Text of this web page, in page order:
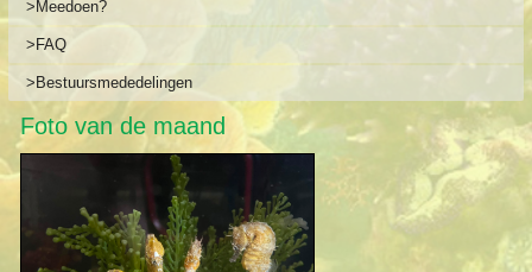
>Meedoen?
>FAQ
>Bestuursmededelingen
Foto van de maand